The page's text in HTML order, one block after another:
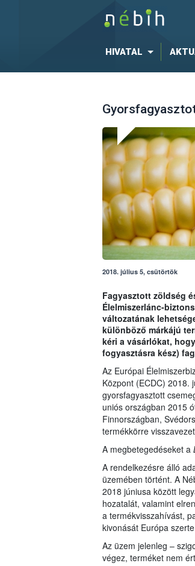
HIVATAL
2018. július 5, csütörtök
Fagyasztott zöldség
Élelmiszerlánc-
változatának
különböző márkájú
kéri a vásárlókat,
fogyasztásra kész)
Az Európai
Központ (ECDC) 2018.
gyorsfagyasztott
uniós országban 2015
Finnországban,
termékkörre
A megbetegedéseket a
A rendelkezésre álló
üzemében történt. A
2018 júniusa között
hozatalát, valamint
a termékvisszahívást,
kivonását Európa
Az üzem jelenleg –
végez, terméket nem